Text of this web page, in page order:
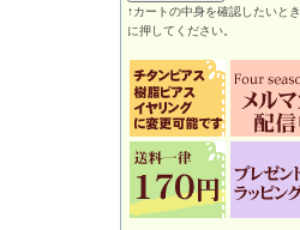
↑カートの中身を確認したいとき
に押してください。